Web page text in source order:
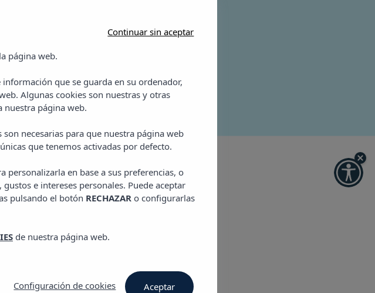
calatarida@vibrahotels.com
Ver zonas
Cala Tarida
Continuar sin aceptar
página web.
que se guarda en su ordenador,
Algunas cookies son nuestras y otras
nuestra página web.
necesarias para que nuestra página web
que tenemos activadas por defecto.
personalizarla en base a sus preferencias, o
e intereses personales. Puede aceptar
pulsando el botón RECHAZARo configurarlas
de nuestra página web.
Configuración de cookies Aceptar